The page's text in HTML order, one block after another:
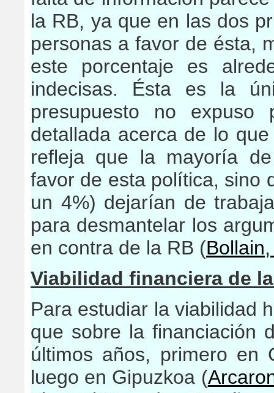
la RB, ya que en las dos
personas a favor de ésta,
este porcentaje es
indecisas. Ésta es la
presupuesto no expuso
detallada acerca de lo
refleja que la mayoría
favor de esta política, sino
un 4%) dejarían de
para desmantelar los
en contra de la RB (
Viabilidad financiera de
Para estudiar la viabilidad
que sobre la financiación
últimos años, primero en
luego en Gipuzkoa (